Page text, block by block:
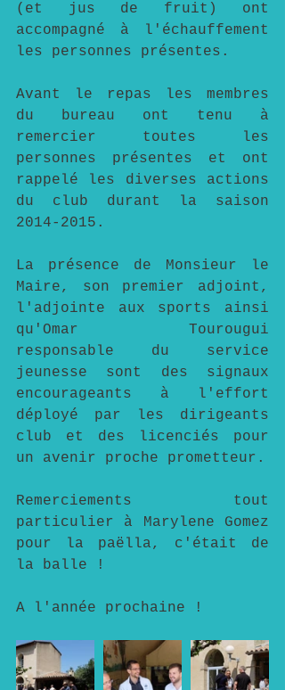
(et jus de fruit) ont
accompagné à l'échauffement
les personnes présentes.
Avant le repas les membres
du bureau ont tenu à
remercier toutes les
personnes présentes et ont
rappelé les diverses actions
du club durant la saison
2014-2015.
La présence de Monsieur le
Maire, son premier adjoint,
l'adjointe aux sports ainsi
qu'Omar Tourougui
responsable du service
jeunesse sont des signaux
encourageants à l'effort
déployé par les dirigeants
club et des licenciés pour
un avenir proche prometteur.
Remerciements tout
particulier à Marylene Gomez
pour la paëlla, c'était de
la balle !
A l'année prochaine !